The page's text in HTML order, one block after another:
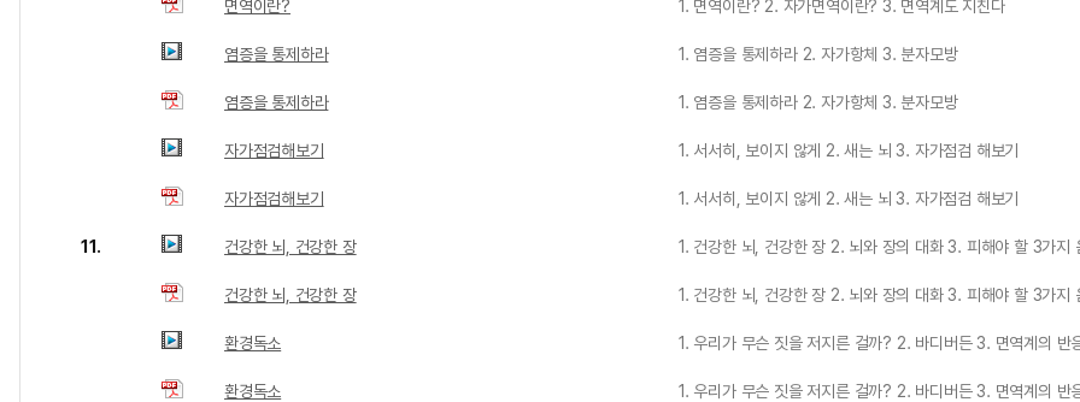
면역이란? 1. 면역이란? 2. 자가면역이란? 3. 면역계도 지친다
염증을 통제하라 1. 염증을 통제하라 2. 자가항체 3. 분자모방
염증을 통제하라 1. 염증을 통제하라 2. 자가항체 3. 분자모방
자가점검해보기 1. 서서히, 보이지 않게 2. 새는 뇌 3. 자가점검 해보기
자가점검해보기 1. 서서히, 보이지 않게 2. 새는 뇌 3. 자가점검 해보기
11. 건강한 뇌, 건강한 장 1. 건강한 뇌, 건강한 장 2. 뇌와 장의 대화 3. 피해야 할 3가지
건강한 뇌, 건강한 장 1. 건강한 뇌, 건강한 장 2. 뇌와 장의 대화 3. 피해야 할 3가지
환경독소 1. 우리가 무슨 짓을 저지른 걸까? 2. 바디버든 3. 면역계의 반
환경독소 1. 우리가 무슨 짓을 저지른 걸까? 2. 바디버든 3. 면역계의 반